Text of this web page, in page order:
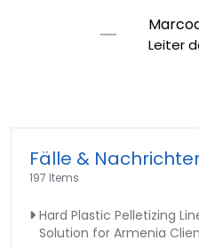
Leiter
Fälle &
197 Items
Hard Plastic Pelletizing
Solution for Armenia